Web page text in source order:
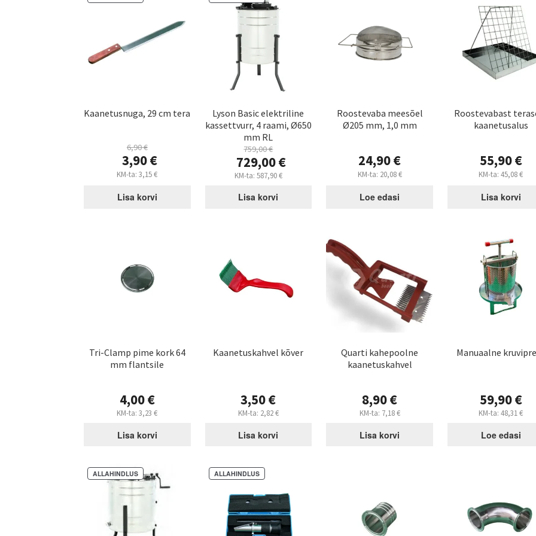
Kaanetusnuga, 29 cm tera
6,90€
Algne
hind
oli:
3,90€
Praegune
on:
3,90 €.
KM-ta:3,15€
Lisa korvi
Lyson Basic elektriline
kassettvurr, 4 raami, Ø650
mm RL
759,00€
Algne
hind
oli:
729,00€
Praegune
on:
KM-ta: 587,90€
Lisa korvi
Roostevaba meesõel
Ø205 mm, 1,0 mm
24,90€
KM-ta: 20,08€
Loe edasi
Roostevabast
kaanetusalus
55,90€
KM-ta:45,08€
Lisa korvi
Tri-Clamp pime kork 64
mm flantsile
4,00€
KM-ta:3,23€
Lisa korvi
Kaanetuskahvel kõver
3,50€
KM-ta: 2,82€
Lisa korvi
Quarti kahepoolne
kaanetuskahvel
8,90€
KM-ta: 7,18€
Lisa korvi
Manuaalne
59,90€
KM-ta:48,31€
Loe edasi
ALLAHINDLUS ALLAHINDLUS